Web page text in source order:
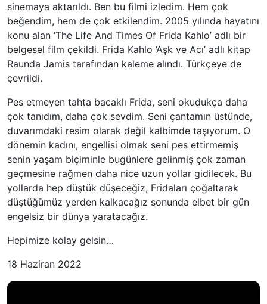
sinemaya aktarıldı. Ben bu filmi izledim. Hem çok
beğendim, hem de çok etkilendim. 2005 yılında hayatını
konu alan ‘The Life And Times Of Frida Kahlo’ adlı bir
belgesel film çekildi. Frida Kahlo ‘Aşk ve Acı’ adlı kitap
Raunda Jamis tarafından kaleme alındı. Türkçeye de
çevrildi.
Pes etmeyen tahta bacaklı Frida, seni okudukça daha
çok tanıdım, daha çok sevdim. Seni çantamın üstünde,
duvarımdaki resim olarak değil kalbimde taşıyorum. O
dönemin kadını, engellisi olmak seni pes ettirmemiş
senin yaşam biçiminle bugünlere gelinmiş çok zaman
geçmesine rağmen daha nice uzun yollar gidilecek. Bu
yollarda hep düştük düşeceğiz, Fridaları çoğaltarak
düştüğümüz yerden kalkacağız sonunda elbet bir gün
engelsiz bir dünya yaratacağız.
Hepimize kolay gelsin…
18 Haziran 2022